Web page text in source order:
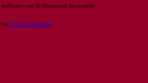
con le istruzioni necessarie.
la Login Spaggiari